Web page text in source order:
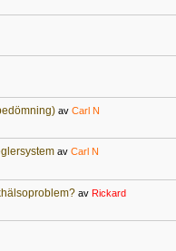
av Carl N
av Carl N
av Rickard